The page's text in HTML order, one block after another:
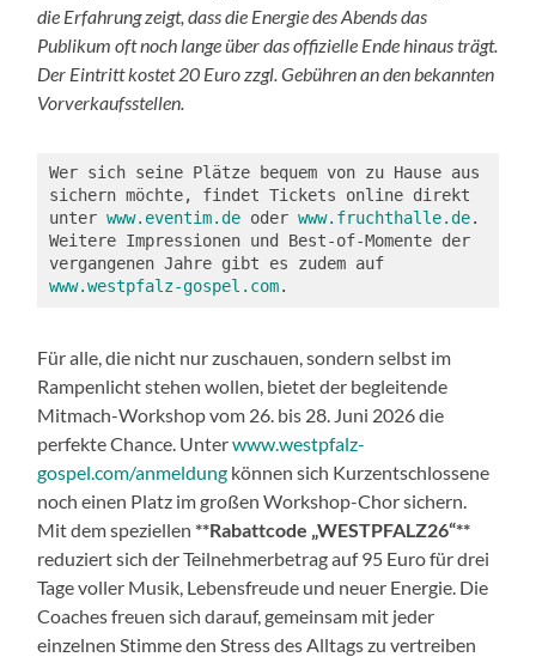
die Erfahrung zeigt, dass die Energie des Abends das
Publikum oft noch lange über das offizielle Ende hinaus trägt.
Der Eintritt kostet 20 Euro zzgl. Gebühren an den bekannten
Vorverkaufsstellen.
Wer sich seine Plätze bequem von zu Hause aus
sichern möchte, findet Tickets online direkt
unter www.eventim.de oder www.fruchthalle.de.
Weitere Impressionen und Best-of-Momente der
vergangenen Jahre gibt es zudem auf
www.westpfalz-gospel.com.
Für alle, die nicht nur zuschauen, sondern selbst im
Rampenlicht stehen wollen, bietet der begleitende
Mitmach-Workshop vom 26. bis 28. Juni 2026 die
perfekte Chance. Unterwww.westpfalz-
gospel.com/anmeldung können sich Kurzentschlossene
noch einen Platz im großen Workshop-Chor sichern.
Mit dem speziellen**Rabattcode „WESTPFALZ26“**
reduziert sich der Teilnehmerbetrag auf 95 Euro für drei
Tage voller Musik, Lebensfreude und neuer Energie. Die
Coaches freuen sich darauf, gemeinsam mit jeder
einzelnen Stimme den Stress des Alltags zu vertreiben